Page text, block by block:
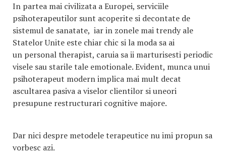
In partea mai civilizata a Europei, serviciile
psihoterapeutilor sunt acoperite si decontate de
sistemul de sanatate, iar in zonele mai trendy ale
Statelor Unite este chiar chic si la moda sa ai
un personal therapist, caruia sa ii marturisesti periodic
visele sau starile tale emotionale. Evident, munca unui
psihoterapeut modern implica mai mult decat
ascultarea pasiva a viselor clientilor si uneori
presupune restructurari cognitive majore.
Dar nici despre metodele terapeutice nu imi propun sa
vorbesc azi.